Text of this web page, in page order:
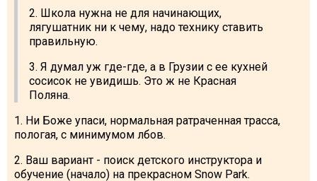
2. Школа нужна не для начинающих,
лягушатник ни к чему, надо технику ставить
правильную.
3. Я думал уж где-где, а в Грузии с ее кухней
сосисок не увидишь. Это ж не Красная
Поляна.
1. Ни Боже упаси, нормальная ратраченная трасса,
пологая, с минимумом лбов.
2. Ваш вариант - поиск детского инструктора и
обучение (начало) на прекрасном Snow Park.